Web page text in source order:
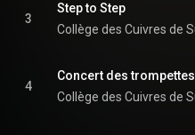
3
Step to Step
4
Concert des trompettes